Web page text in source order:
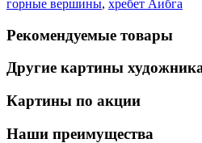
горные вершины, хребет Аибга
Рекомендуемые товары
Другие картины
Картины по акции
Наши преимущества